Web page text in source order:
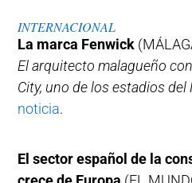
INTERNACIONAL
La marca Fenwick
El arquitecto malagueño
City, uno de los estadios
noticia.
El sector español de la